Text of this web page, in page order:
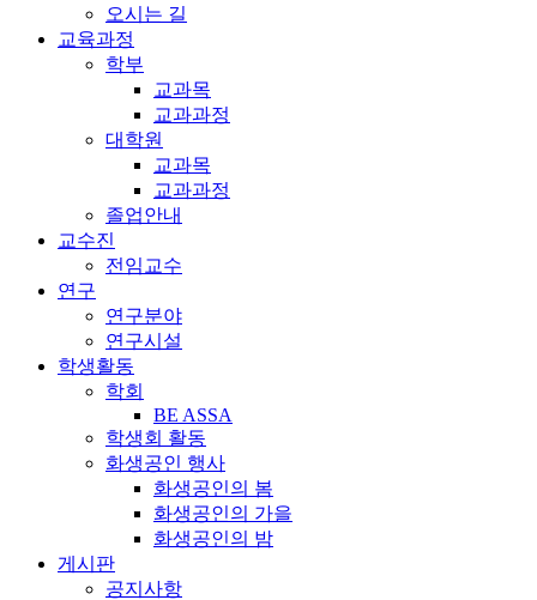
오시는 길
교육과정
학부
교과목
교과과정
대학원
교과목
교과과정
졸업안내
교수진
전임교수
연구
연구분야
연구시설
학생활동
학회
BE ASSA
학생회 활동
화생공인 행사
화생공인의 봄
화생공인의 가을
화생공인의 밤
게시판
공지사항